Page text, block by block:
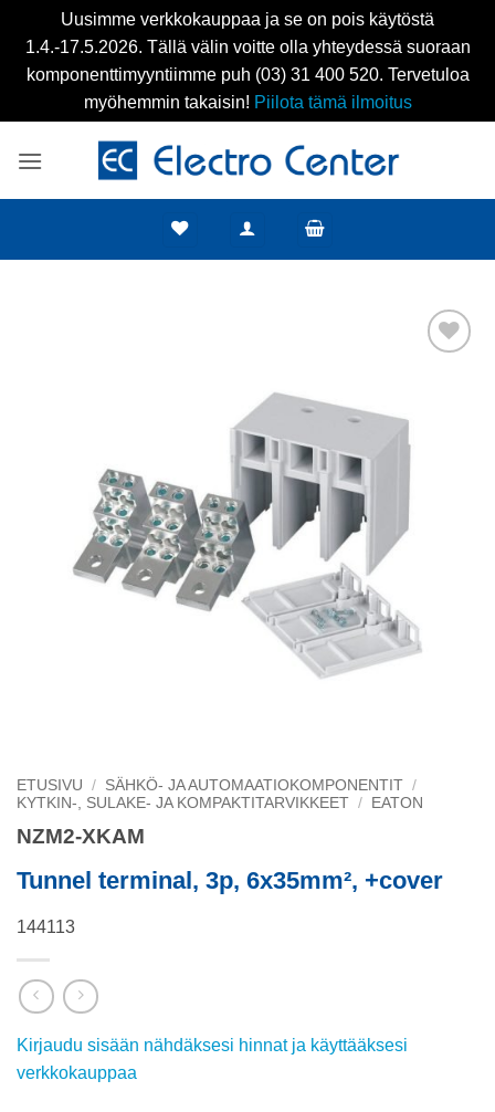
Uusimme verkkokauppaa ja se on pois käytöstä
1.4.-17.5.2026. Tällä välin voitte olla yhteydessä suoraan
komponenttimyyntiimme puh (03) 31 400 520. Tervetuloa
myöhemmin takaisin! Piilota tämä ilmoitus
ETUSIVU / SÄHKÖ- JA AUTOMAATIOKOMPONENTIT /
KYTKIN-, SULAKE- JA KOMPAKTITARVIKKEET / EATON
NZM2-XKAM
Tunnel terminal, 3p, 6x35mm², +cover
144113
Kirjaudu sisään nähdäksesi hinnat ja käyttääksesi
verkkokauppaa